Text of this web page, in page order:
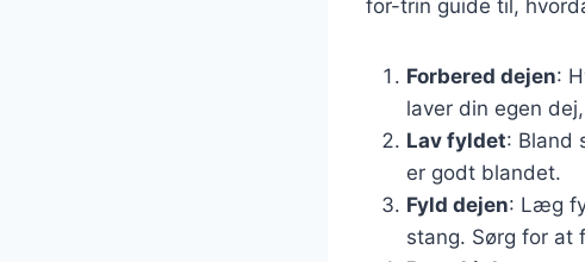
for-trin guide til,
Forbered dejen:
laver din egen
Lav fyldet: Bland
er godt blandet.
Fyld dejen: Læg
stang. Sørg for at